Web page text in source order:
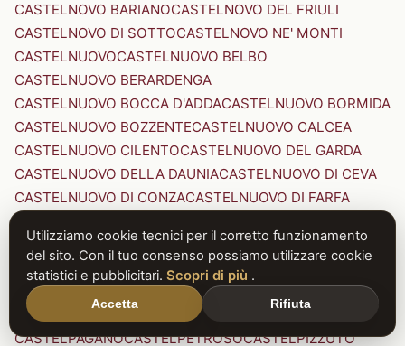
CASTELNOVO BARIANOCASTELNOVO DEL FRIULI
CASTELNOVO DI SOTTOCASTELNOVO NE' MONTI
CASTELNUOVOCASTELNUOVO BELBO
CASTELNUOVO BERARDENGA
CASTELNUOVO BOCCA D'ADDACASTELNUOVO BORMIDA
CASTELNUOVO BOZZENTECASTELNUOVO CALCEA
CASTELNUOVO CILENTOCASTELNUOVO DEL GARDA
CASTELNUOVO DELLA DAUNIACASTELNUOVO DI CEVA
CASTELNUOVO DI CONZACASTELNUOVO DI FARFA
CASTELNUOVO DI PORTO CASTELNUOVO DON BOSCO
CASTELNUOVO MAGRACASTELNUOVO NIGRA
CASTELNUOVO PARANOCASTELNUOVO RANGONE
CASTELNUOVO SCRIVIA
CASTELNUOVO VAL DI CECINA
CASTELPAGANOCASTELPETROSOCASTELPIZZUTO
Utilizziamo cookie tecnici per il corretto funzionamento
del sito. Con il tuo consenso possiamo utilizzare cookie
statistici e pubblicitari. Scopri di più .
Accetta Rifiuta